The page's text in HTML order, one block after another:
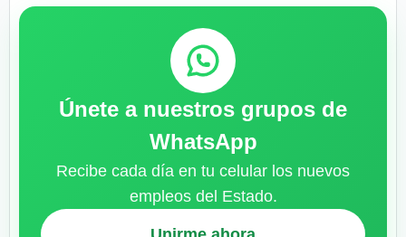
Únete a nuestros grupos de
WhatsApp
Recibe cada día en tu celular los nuevos
empleos del Estado.